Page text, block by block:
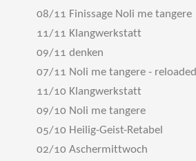
08/11 Finissage Noli me tangere
11/11 Klangwerkstatt
09/11 denken
07/11 Noli me tangere - reloaded
11/10 Klangwerkstatt
09/10 Noli me tangere
05/10 Heilig-Geist-Retabel
02/10 Aschermittwoch